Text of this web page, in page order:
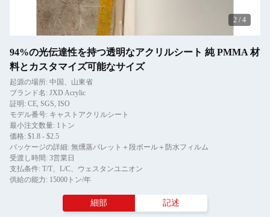
2 / 4
94%の光伝達性を持つ透明なアクリルシート 純 PMMA 材
料とカスタマイズ可能なサイズ
起源の場所: 中国、山東省
ブランド名: JXD Acrylic
証明: CE, SGS, ISO
モデル番号: キャストアクリルシート
最小注文数量: 1トン
価格: $1.8 - $2.5
パッケージの詳細: 無燻蒸パレット＋段ボール＋防水フィルム
受渡し時間: 3営業日
支払条件: T/T、L/C、ウェスタンユニオン
供給の能力: 15000トン/年
細部 記述